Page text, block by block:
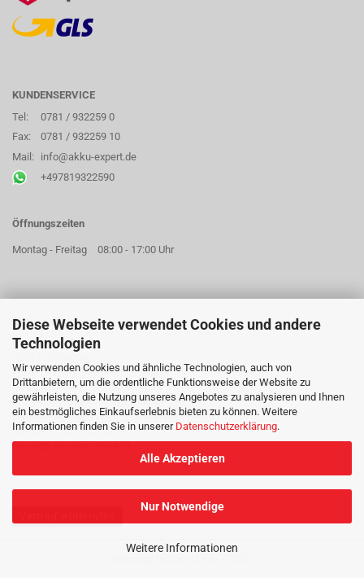
Diese Webseite verwendet Cookies und andere
Technologien
Wir verwenden Cookies und ähnliche Technologien, auch von
Drittanbietern, um die ordentliche Funktionsweise der Website zu
gewährleisten, die Nutzung unseres Angebotes zu analysieren und Ihnen
ein bestmögliches Einkaufserlebnis bieten zu können. Weitere
Informationen finden Sie in unserer Datenschutzerklärung.
Alle Akzeptieren
Nur Notwendige
Weitere Informationen
KUNDENSERVICE
Tel:
0781 / 932259 0
Fax:
0781 / 932259 10
Mail:
info@akku-expert.de
+497819322590
Öffnungszeiten
Montag - Freitag 08:00 - 17:00 Uhr
AKKU EXPERT GMBH
Hildastraße 73a
Geschäftsführer: Mareike Jobst
Sitz der Gesellschaft: Offenburg
Handelsregister: Freiburg im Breisgau HRB 715018
USt-Id Nr.: DE815642692
Bat-Reg.-Nr.: DE67693419